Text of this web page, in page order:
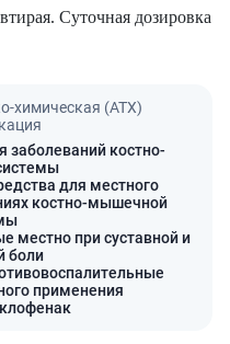
Суточная дозировка
химическая (АТХ)
заболеваний костно-
для местного
костно-мышечной
местно при суставной и
боли
применения